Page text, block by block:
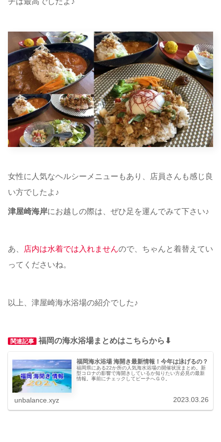
女性に人気なヘルシーメニューもあり、店員さんも感じ良
い方でしたよ♪
津屋崎海岸にお越しの際は、ぜひ足を運んでみて下さい♪
あ、 店内は水着では入れませんので、ちゃんと着替えてい
ってくださいね。
以上、津屋崎海水浴場の紹介でした♪
関連記事 福岡の海水浴場まとめはこちらから⬇︎
福岡海水浴場 海開き最新情報！今年は泳げるの？
福岡県にある22か所の人気海水浴場の開催状況まとめ。新
型コロナの影響で海開きしているか知りたい方必見の最新
情報。事前にチェックしてビーチへＧＯ。
unbalance.xyz 2023.03.26